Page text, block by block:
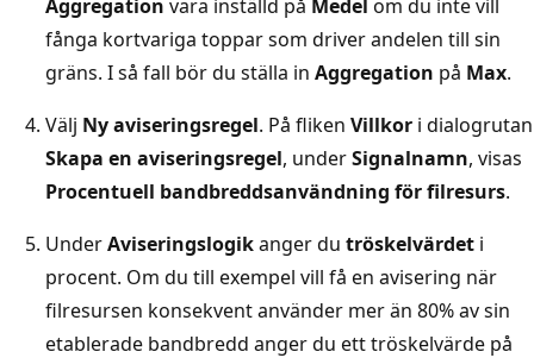
Aggregation vara inställd på Medel om du inte vill
fånga kortvariga toppar som driver andelen till sin
gräns. I så fall bör du ställa in Aggregation på Max.
Välj Ny aviseringsregel. På fliken Villkor i dialogrutan
Skapa en aviseringsregel, underSignalnamn, visas
Procentuell bandbreddsanvändning för filresurs.
UnderAviseringslogikanger du tröskelvärdet i
procent. Om du till exempel vill få en avisering när
filresursen konsekvent använder mer än 80% av sin
etablerade bandbredd anger du ett tröskelvärde på